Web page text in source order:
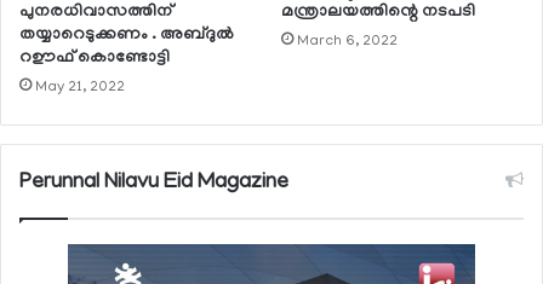
പുനരധിവാസത്തിന്
തയ്യാറെടുക്കണം . അബ്ദുല്‍
റഊഫ് കൊണ്ടോട്ടി
May 21, 2022
മന്ത്രാലയത്തിന്റെ നടപടി
March 6, 2022
Perunnal Nilavu Eid Magazine